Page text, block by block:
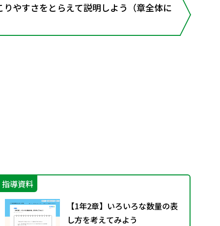
やすさをとらえて説明しよう（章全体に
指導資料
【1年2章】いろいろな数量の表
し方を考えてみよう